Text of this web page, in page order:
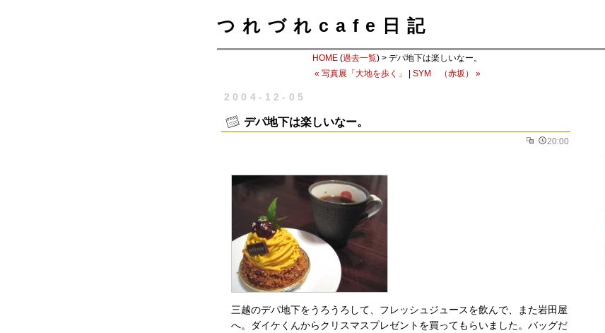
つれづれcafe日記
HOME (過去一覧) > デパ地下は楽しいなー。
« 写真展「大地を歩く」
SYM （赤坂） »
2004-12-05
デパ地下は楽しいなー。
20:00
三越のデパ地下をうろうろして、フレッシュジュースを飲んで、また岩田屋
へ。ダイケくんからクリスマスプレゼントを買ってもらいました。バッグだ